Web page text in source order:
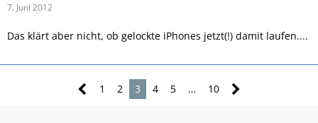
7. Juni 2012
Das klärt aber nicht, ob gelockte iPhones jetzt(!) damit laufen....
1 2 3 4 5 … 10